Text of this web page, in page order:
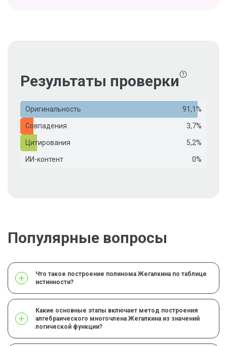
Результаты проверки
Оригинальность 91,1%
Совпадения 3,7%
Цитирования 5,2%
ИИ-контент 0%
Популярные вопросы
Что такое построение полинома Жегалкина по таблице
истинности?
Какие основные этапы включает метод построения
алгебраического многочлена Жегалкина из значений
логической функции?